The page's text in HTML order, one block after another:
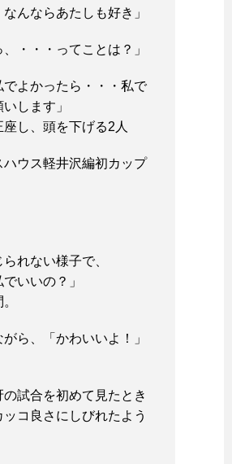
んならあたしも好き」
・・・ってことは？」
よかったら・・・私で
します」
し、頭を下げる2人
ハウス軽井沢編初カップ
れない様子で、
でいいの？」
ら、「かわいいよ！」
試合を初めて見たとき
コ良さにしびれたよう